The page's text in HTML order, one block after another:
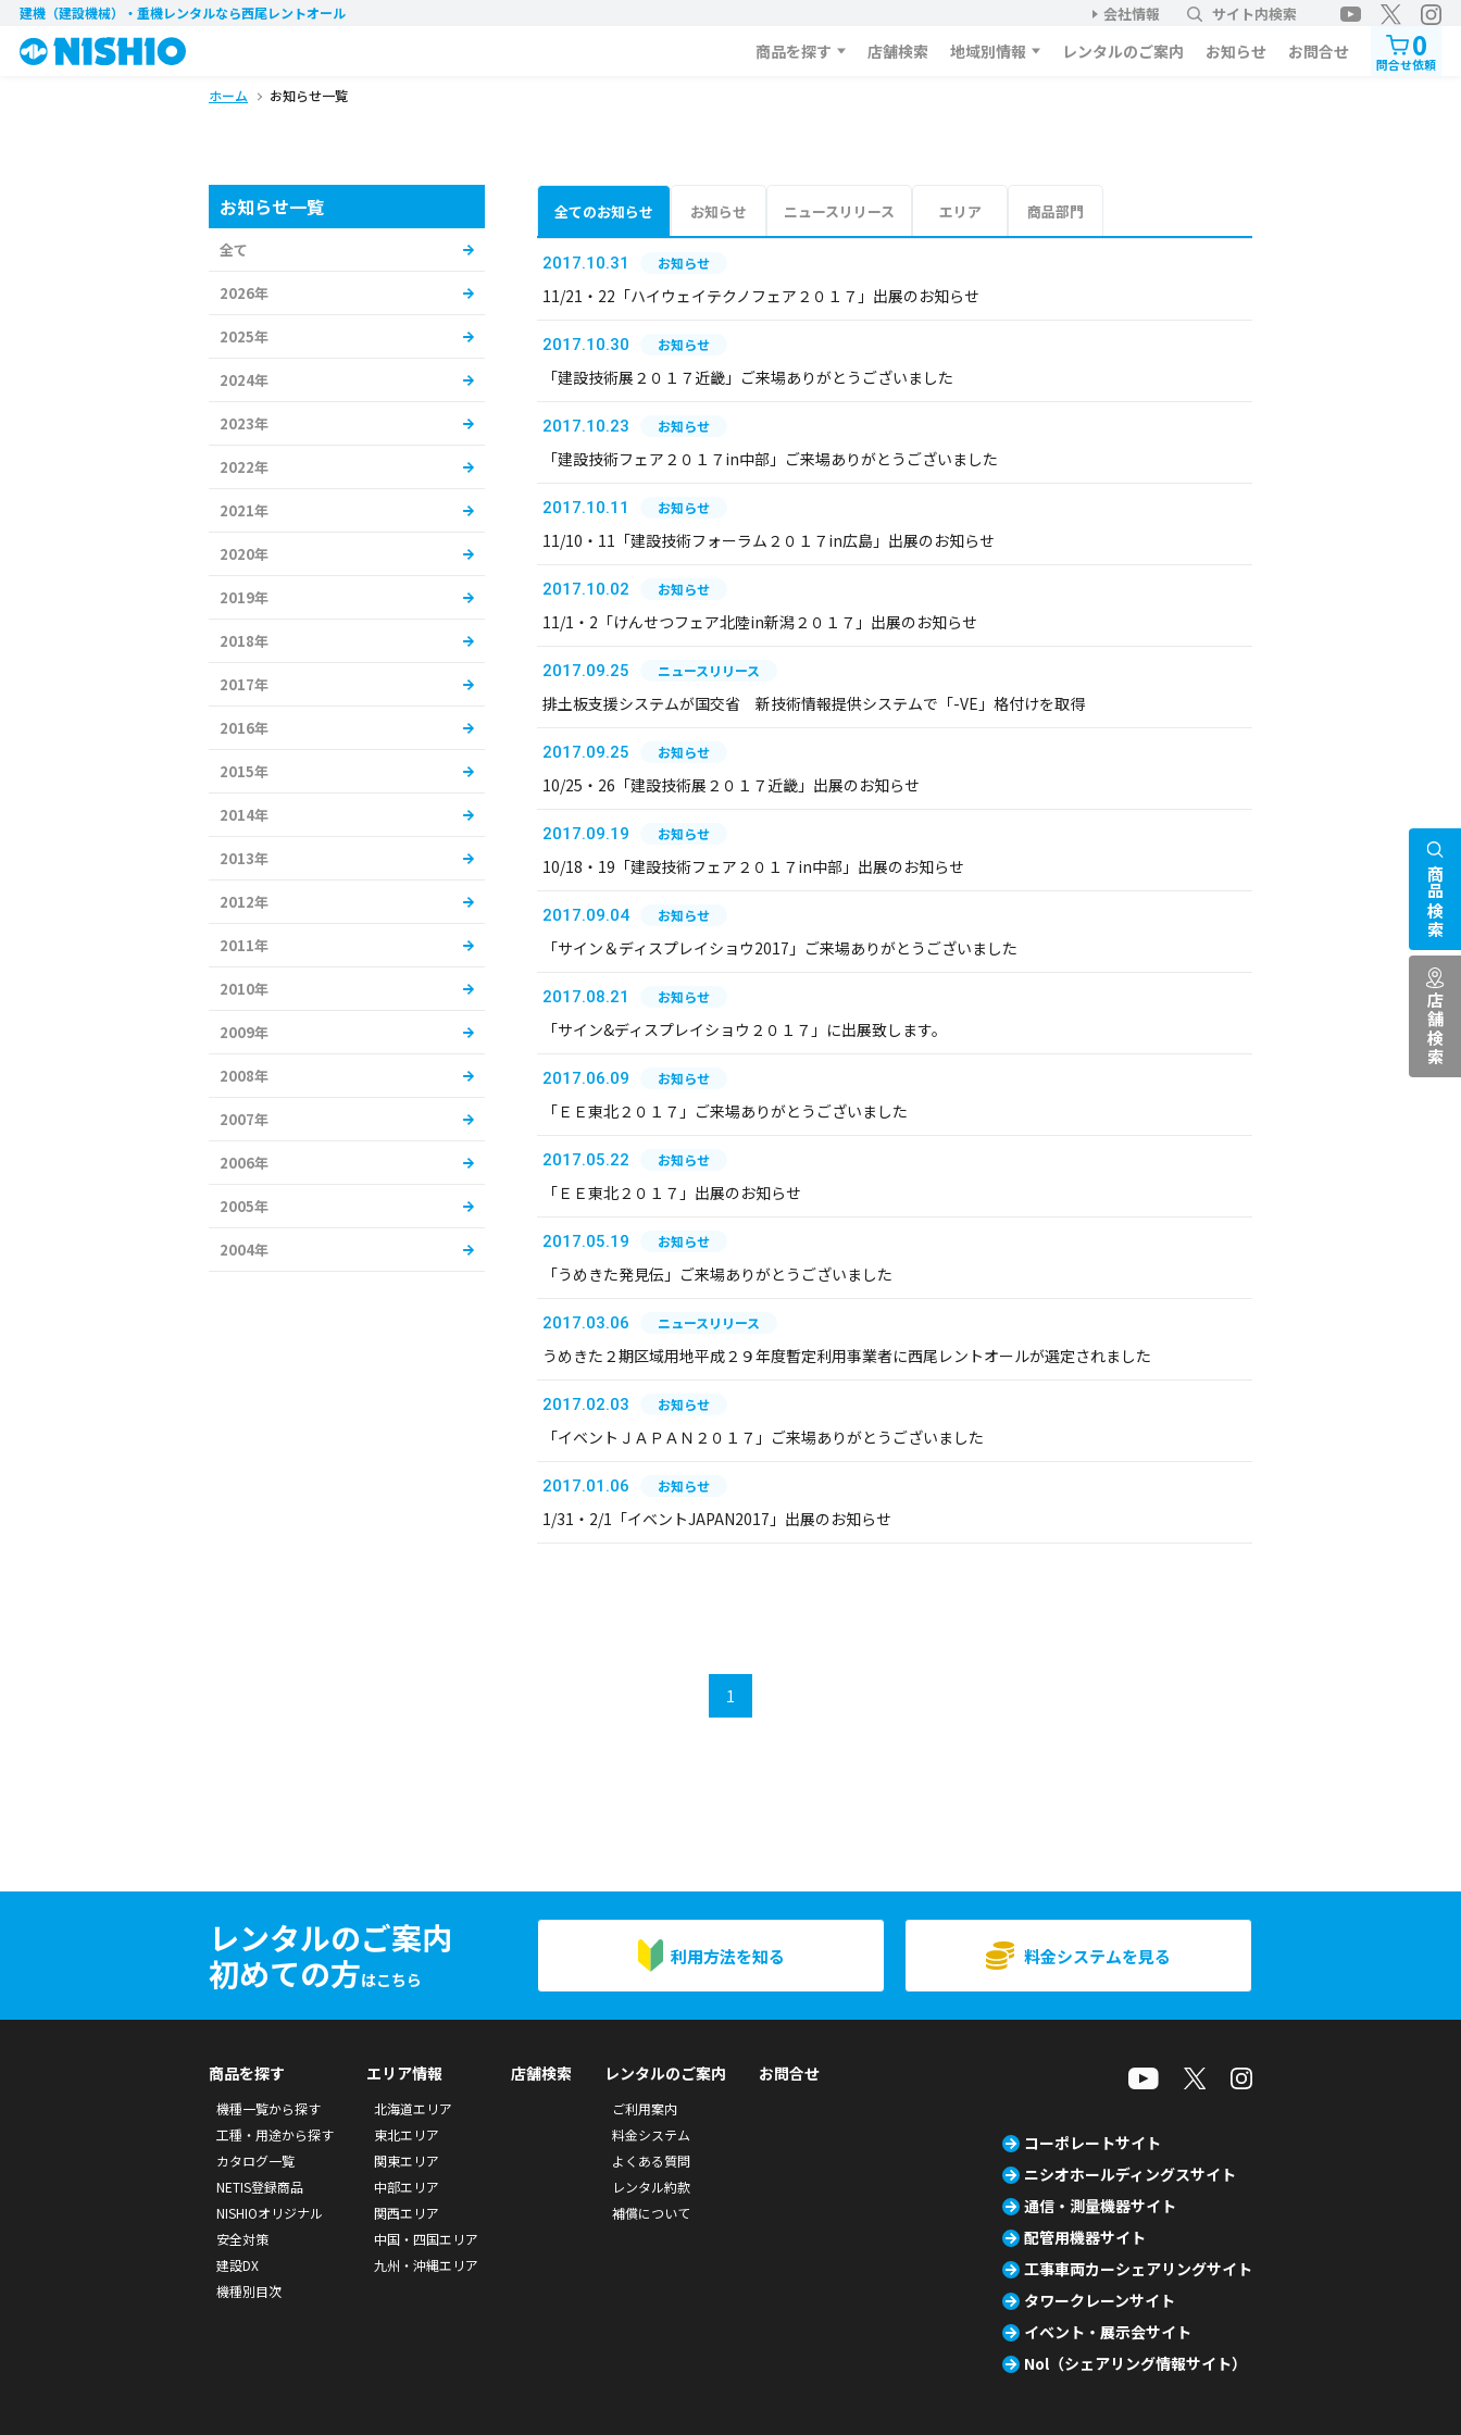
建機（建設機械）・重機レンタルなら西尾レントオール 会社情報 サイト内検索
商品を探す 店舗検索 地域別情報 レンタルのご案内 お知らせ お問合せ 0
問合せ依頼
ホーム お知らせ一覧
全てのお知らせ お知らせ ニュースリリース エリア 商品部門
2017.10.31 お知らせ
11/21・22「ハイウェイテクノフェア２０１７」出展のお知らせ
2017.10.30 お知らせ
「建設技術展２０１７近畿」ご来場ありがとうございました
2017.10.23 お知らせ
「建設技術フェア２０１７in中部」ご来場ありがとうございました
2017.10.11 お知らせ
11/10・11「建設技術フォーラム２０１７in広島」出展のお知らせ
2017.10.02 お知らせ
11/1・2「けんせつフェア北陸in新潟２０１７」出展のお知らせ
2017.09.25 ニュースリリース
排土板支援システムが国交省 新技術情報提供システムで「-VE」格付けを取得
2017.09.25 お知らせ
10/25・26「建設技術展２０１７近畿」出展のお知らせ
2017.09.19 お知らせ
10/18・19「建設技術フェア２０１７in中部」出展のお知らせ
2017.09.04 お知らせ
「サイン＆ディスプレイショウ2017」ご来場ありがとうございました
2017.08.21 お知らせ
「サイン&ディスプレイショウ２０１７」に出展致します。
2017.06.09 お知らせ
「ＥＥ東北２０１７」ご来場ありがとうございました
2017.05.22 お知らせ
「ＥＥ東北２０１７」出展のお知らせ
2017.05.19 お知らせ
「うめきた発見伝」ご来場ありがとうございました
2017.03.06 ニュースリリース
うめきた２期区域用地平成２９年度暫定利用事業者に西尾レントオールが選定されました
2017.02.03 お知らせ
「イベントＪＡＰＡＮ２０１７」ご来場ありがとうございました
2017.01.06 お知らせ
1/31・2/1「イベントJAPAN2017」出展のお知らせ
1
お知らせ一覧
全て
2026年
2025年
2024年
2023年
2022年
2021年
2020年
2019年
2018年
2017年
2016年
2015年
2014年
2013年
2012年
2011年
2010年
2009年
2008年
2007年
2006年
2005年
2004年
レンタルのご案内
初めての方はこちら
利用方法を知る 料金システムを見る
商品検索
店舗検索
商品を探す
機種一覧から探す
工種・用途から探す
カタログ一覧
NETIS登録商品
NISHIOオリジナル
安全対策
建設DX
機種別目次
エリア情報
北海道エリア
東北エリア
関東エリア
中部エリア
関西エリア
中国・四国エリア
九州・沖縄エリア
店舗検索 レンタルのご案内
ご利用案内
料金システム
よくある質問
レンタル約款
補償について
お問合せ
コーポレートサイト
ニシオホールディングスサイト
通信・測量機器サイト
配管用機器サイト
工事車両カーシェアリングサイト
タワークレーンサイト
イベント・展示会サイト
Nol（シェアリング情報サイト）